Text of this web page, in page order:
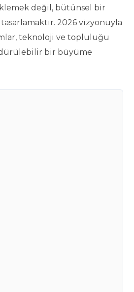
değil, bütünsel bir
2026 vizyonuyla
teknoloji ve topluluğu
bir büyüme